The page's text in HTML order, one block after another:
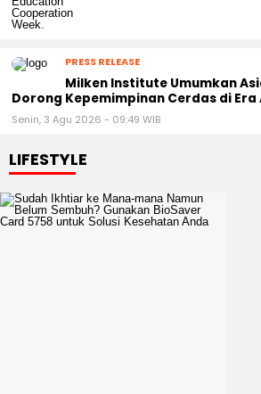
PRESS RELEASE
Milken Institute Umumkan
Dorong Kepemimpinan Cerdas di Era
Senin, 3 Agu 2026 - 09:49 WIB
LIFESTYLE